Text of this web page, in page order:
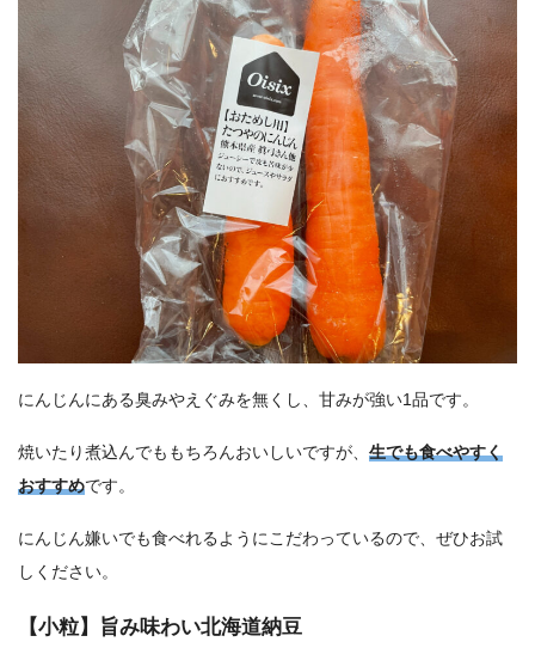
にんじんにある臭みやえぐみを無くし、甘みが強い1品です。
焼いたり煮込んでももちろんおいしいですが、 生でも食べやすく
おすすめです。
にんじん嫌いでも食べれるようにこだわっているので、ぜひお試
しください。
【小粒】旨み味わい北海道納豆